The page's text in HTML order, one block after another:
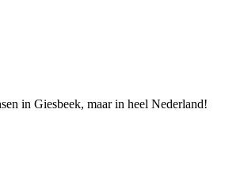
in Giesbeek, maar in heel Nederland!